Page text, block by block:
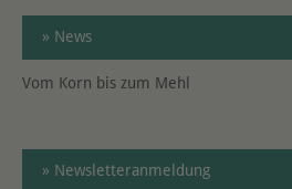
» News
Vom Korn bis zum Mehl
» Newsletteranmeldung